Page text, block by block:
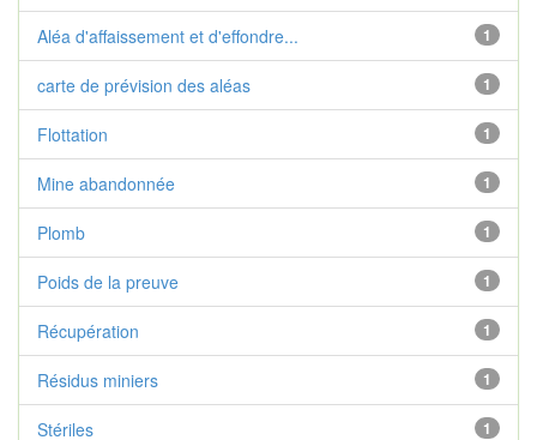
1
Aléa d'affaissement et d'effondre...
1
carte de prévision des aléas
1
Flottation
1
Mine abandonnée
1
Plomb
1
Poids de la preuve
1
Récupération
1
Résidus miniers
1
Stériles